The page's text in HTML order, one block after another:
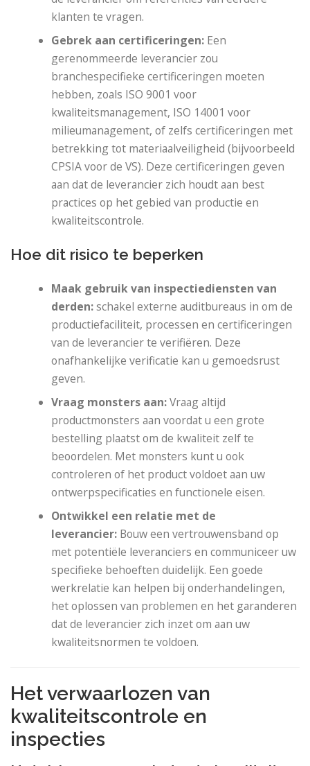
klanten te vragen.
Gebrek aan certificeringen: Een
gerenommeerde leverancier zou
branchespecifieke certificeringen moeten
hebben, zoals ISO 9001 voor
kwaliteitsmanagement, ISO 14001 voor
milieumanagement, of zelfs certificeringen met
betrekking tot materiaalveiligheid (bijvoorbeeld
CPSIA voor de VS). Deze certificeringen geven
aan dat de leverancier zich houdt aan best
practices op het gebied van productie en
kwaliteitscontrole.
Hoe dit risico te beperken
Maak gebruik van inspectiediensten van
derden:schakel externe auditbureaus in om de
productiefaciliteit, processen en certificeringen
van de leverancier te verifiëren. Deze
onafhankelijke verificatie kan u gemoedsrust
geven.
Vraag monsters aan:Vraag altijd
productmonsters aan voordat u een grote
bestelling plaatst om de kwaliteit zelf te
beoordelen. Met monsters kunt u ook
controleren of het product voldoet aan uw
ontwerpspecificaties en functionele eisen.
Ontwikkel een relatie met de
leverancier: Bouw een vertrouwensband op
met potentiële leveranciers en communiceer uw
specifieke behoeften duidelijk. Een goede
werkrelatie kan helpen bij onderhandelingen,
het oplossen van problemen en het garanderen
dat de leverancier zich inzet om aan uw
kwaliteitsnormen te voldoen.
Het verwaarlozen van
kwaliteitscontrole en
inspecties